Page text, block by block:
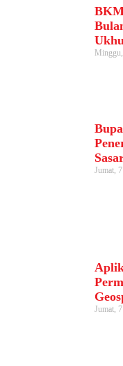
Jumat,
Jumat,